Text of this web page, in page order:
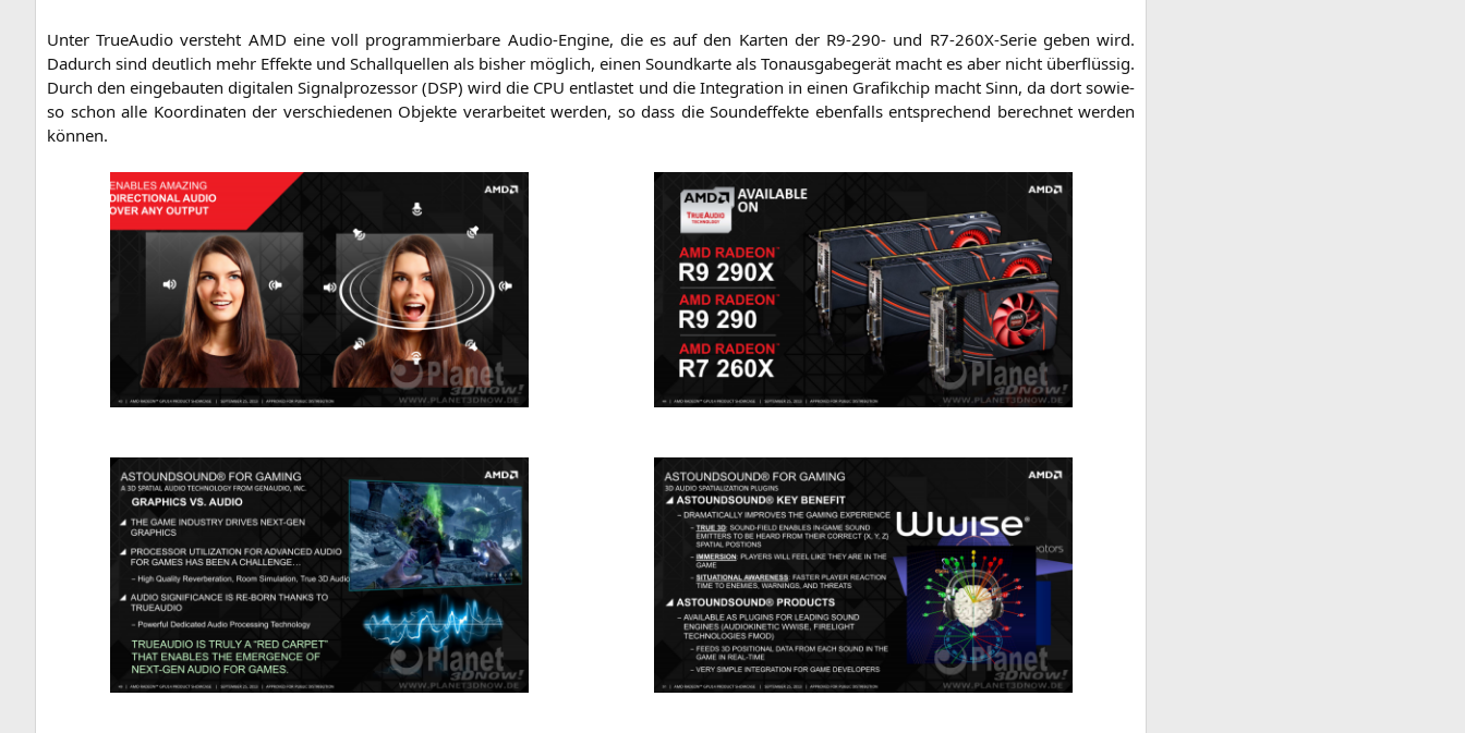
Unter TrueAu­dio ver­steht AMD eine voll pro­gram­mier­ba­re Audio-Engi­ne, die es auf den Kar­ten der R9-290- und R7-260X-Serie geben wird.
Dadurch sind deut­lich mehr Effek­te und Schall­quel­len als bis­her mög­lich, einen Sound­kar­te als Ton­aus­ga­be­ge­rät macht es aber nicht über­flüs­sig.
Durch den ein­ge­bau­ten digi­ta­len Signal­pro­zes­sor (DSP) wird die CPU ent­las­tet und die Inte­gra­ti­on in einen Gra­fik­chip macht Sinn, da dort sowie­
so schon alle Koor­di­na­ten der ver­schie­de­nen Objek­te ver­ar­bei­tet wer­den, so dass die Sound­ef­fek­te eben­falls ent­spre­chend berech­net wer­den
können.